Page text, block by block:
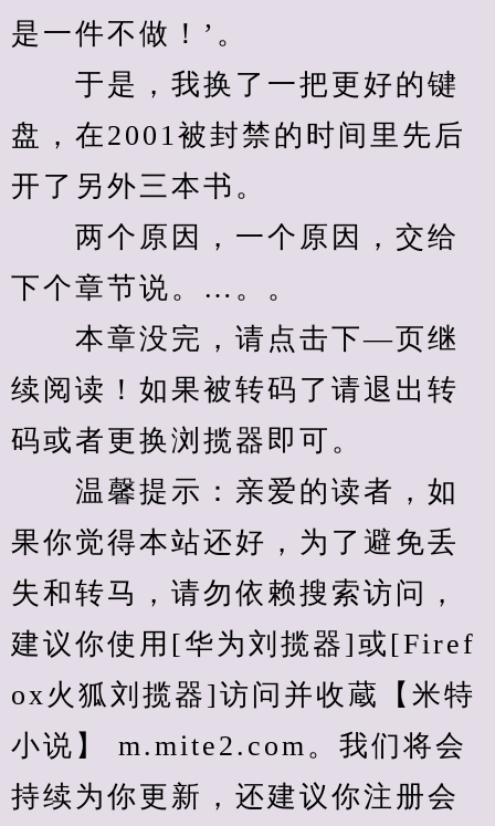
是一件不做！’。
于是，我换了一把更好的键
盘，在2001被封禁的时间里先后
开了另外三本书。
两个原因，一个原因，交给
下个章节说。…。。
本章没完，请点击下—页继
续阅读！如果被转码了请退出转
码或者更换浏揽器即可。
温馨提示：亲爱的读者，如
果你觉得本站还好，为了避免丢
失和转马，请勿依赖搜索访问，
建议你使用[华为刘揽器]或[Firef
ox火狐刘揽器]访问并收蔵【米特
小说】 m.mite2.com。我们将会
持续为你更新，还建议你注册会